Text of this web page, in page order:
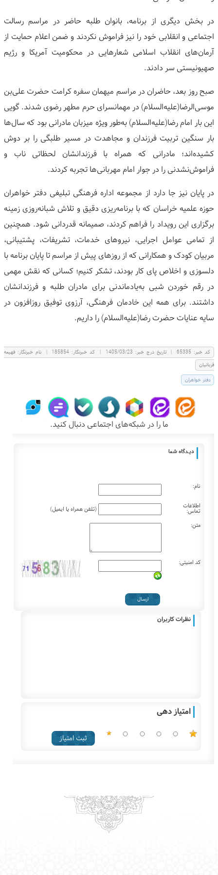
در بخش دیگری از برنامه، بانوان طلبه حاضر در مراسم رسالت
اجتماعی و انقلابی خود را نیز فراموش نکردند و ضمن اعلام حمایت از
آرمان‌های انقلاب اسلامی شعارهایی در محکومیت آمریکا و رژیم
صهیونیستی سر دادند.
صبح روز بعد، حاضران در مراسم میهمان سفره کرامت حضرت علی‌بن
موسی‌الرضا(علیه‌السلام) در مهمانسرای حرم مطهر رضوی شدند. گویی
این بار امام رضا(علیه‌السلام) به‌طور ویژه میزبان مادرانی بود که سال‌ها
بار سنگین تربیت فرزندان و مجاهدت در مسیر طلبگی را بر دوش
کشیده‌اند؛ مادرانی که همراه با فرزندانشان لحظاتی ناب و
فراموش‌نشدنی را در جوار امام مهربانی‌ها تجربه کردند.
در پایان نیز جا دارد از مجموعه اداره فرهنگی تبلیغی دفتر خواهران
حوزه علمیه خراسان که با برنامه‌ریزی دقیق و تلاش شبانه‌روزی زمینه
برگزاری این رویداد را فراهم کردند، صمیمانه قدردانی شود. همچنین
از تمامی عوامل اجرایی، نیروهای خدمات، تشریفات، پشتیبانی،
مربیان کودک و همکارانی که از روزهای پیش از مراسم تا پایان برنامه با
دلسوزی و اخلاص پای کار بودند، تشکر کنیم؛ کسانی که نقش مهمی
در رقم خوردن شبی به‌یادماندنی برای مادران طلبه و فرزندانشان
داشتند. برای همه این خادمان فرهنگی، آرزوی توفیق روزافزون در
سایه عنایات حضرت رضا(علیه‌السلام) را داریم.
كد خبر: 65335
| تاریخ درج خبر: 1405/03/23
| کد خبرنگار: 185854
| نام خبرنگار: فهيمه
قربانيان
دفتر خواهران
ما را در شبکه‌های اجتماعی دنبال کنید.
دیـــدگاه شما
نام:
اطلاعات
تماس:
(تلفن همراه یا ایمیل)
متن:
کد امنیتی:
نظرات کاربران
امتیاز دهی